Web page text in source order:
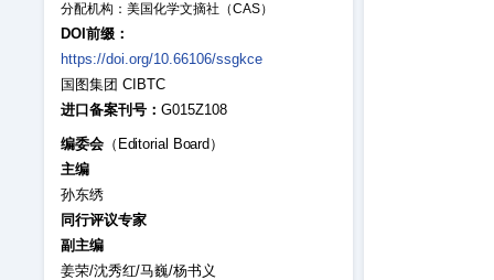
分配机构：美国化学文摘社（CAS）
DOI前缀：
https://doi.org/10.66106/ssgkce
国图集团 CIBTC
进口备案刊号： G015Z108
编委会（Editorial Board）
主编
孙东绣
同行评议专家
副主编
姜荣/沈秀红/马巍/杨书义